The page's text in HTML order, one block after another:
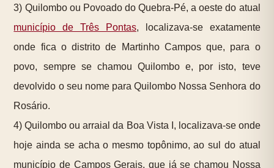
3) Quilombo ou Povoado do Quebra-Pé, a oeste do atual
município de Três Pontas, localizava-se exatamente
onde fica o distrito de Martinho Campos que, para o
povo, sempre se chamou Quilombo e, por isto, teve
devolvido o seu nome para Quilombo Nossa Senhora do
Rosário.
4) Quilombo ou arraial da Boa Vista I, localizava-se onde
hoje ainda se acha o mesmo topônimo, ao sul do atual
município de Campos Gerais, que já se chamou Nossa